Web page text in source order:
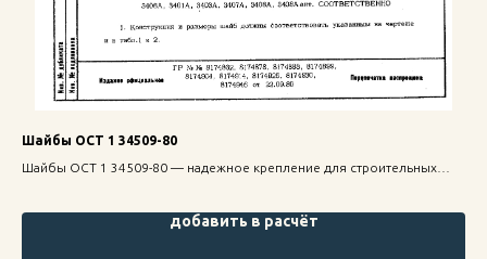
Шайбы ОСТ 1 34509-80
Шайбы ОСТ 1 34509-80 — надежное крепление для строительных
добавить в расчёт